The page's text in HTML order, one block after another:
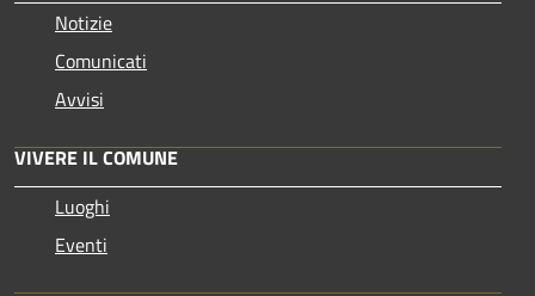
Notizie
Comunicati
Avvisi
VIVERE IL COMUNE
Luoghi
Eventi